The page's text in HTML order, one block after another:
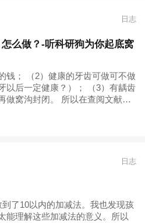
日志
么做？-听科研狗为你起底窝
钱； （2）健康的牙齿可做可不做
以后一定健康？）； （3）有龋齿
做窝沟封闭。 所以在查阅文献，
在有口碑的大医院名医生那里
日志
了10以内的加减法。我也发现孩
能理解这些加减法的意义。所以